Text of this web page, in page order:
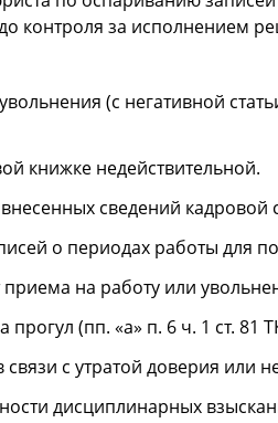
контроля за исполнением
(с негативной
книжке недействительной.
сведений кадровой
о периодах работы для
на работу или
(пп. «а» п. 6 ч. 1 ст. 81
с утратой доверия или
дисциплинарных